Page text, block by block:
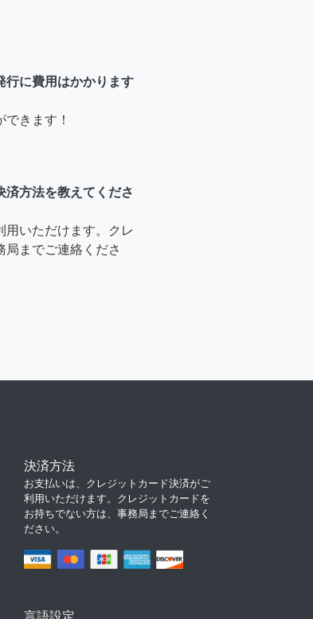
行に費用はかかります
きます！
済方法を教えてくださ
用いただけます。クレ
局までご連絡くださ
決済方法
お支払いは、クレジットカード決済がご
利用いただけます。クレジットカードを
お持ちでない方は、事務局までご連絡く
ださい。
言語設定